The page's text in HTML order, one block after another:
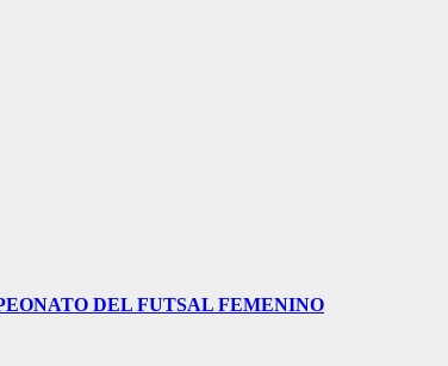
DEL FUTSAL FEMENINO